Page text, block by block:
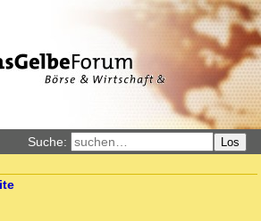
Suche: Los